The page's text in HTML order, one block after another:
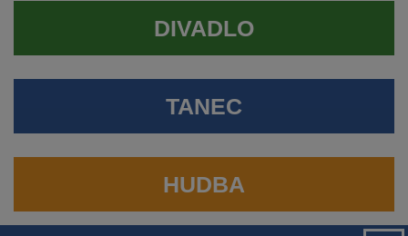
DIVADLO
TANEC
HUDBA